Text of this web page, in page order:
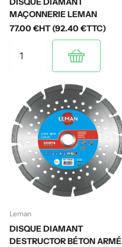
MAÇONNERIE LEMAN
77.00 €HT (92.40 €TTC)
Leman
DISQUE DIAMANT
DESTRUCTOR BÉTON ARMÉ